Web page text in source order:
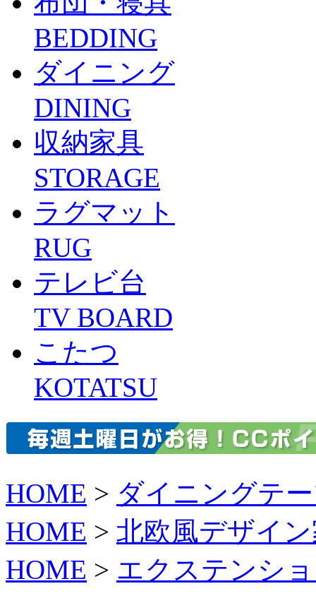
BEDDING
ダイニング
DINING
収納家具
STORAGE
ラグマット
RUG
テレビ台
TV BOARD
こたつ
KOTATSU
HOME > ダイニングテ
HOME > 北欧風デザイ
HOME > エクステンシ